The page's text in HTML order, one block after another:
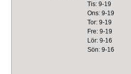
Tis: 9-19
Ons: 9-19
Tor: 9-19
Fre: 9-19
Lör: 9-16
Sön: 9-16